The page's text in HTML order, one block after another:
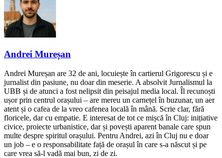
Andrei Mureșan
Andrei Mureșan are 32 de ani, locuiește în cartierul Grigorescu și e
jurnalist din pasiune, nu doar din meserie. A absolvit Jurnalismul la
UBB și de atunci a fost nelipsit din peisajul media local. Îl recunoști
ușor prin centrul orașului – are mereu un carnețel în buzunar, un aer
atent și o cafea de la vreo cafenea locală în mână. Scrie clar, fără
floricele, dar cu empatie. E interesat de tot ce mișcă în Cluj: inițiative
civice, proiecte urbanistice, dar și povești aparent banale care spun
multe despre spiritul orașului. Pentru Andrei, azi în Cluj nu e doar
un job – e o responsabilitate față de orașul în care s-a născut și pe
care vrea să-l vadă mai bun, zi de zi.